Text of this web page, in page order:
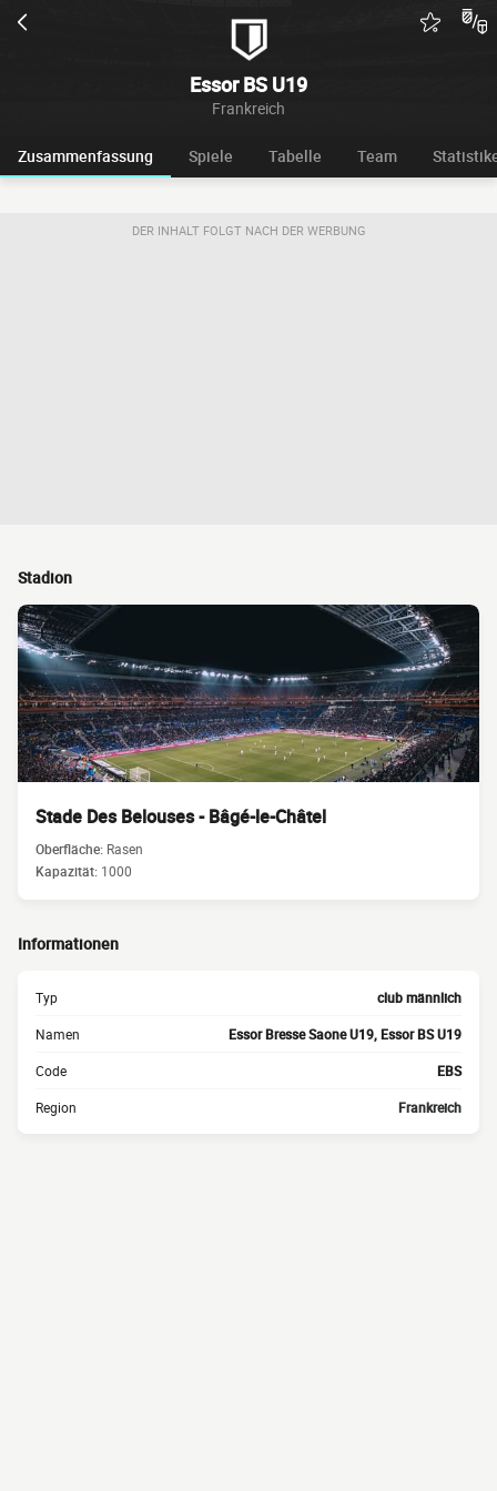
Essor BS U19
Frankreich
Zusammenfassung Spiele Tabelle Team
DER INHALT FOLGT NACH DER WERBUNG
Stadion
Stade Des Belouses - Bâgé-le-Châtel
Oberfläche: Rasen
Kapazität: 1000
Informationen
Typ club männlich
Namen Essor Bresse Saone U19, Essor BS U19
Code EBS
Region Frankreich